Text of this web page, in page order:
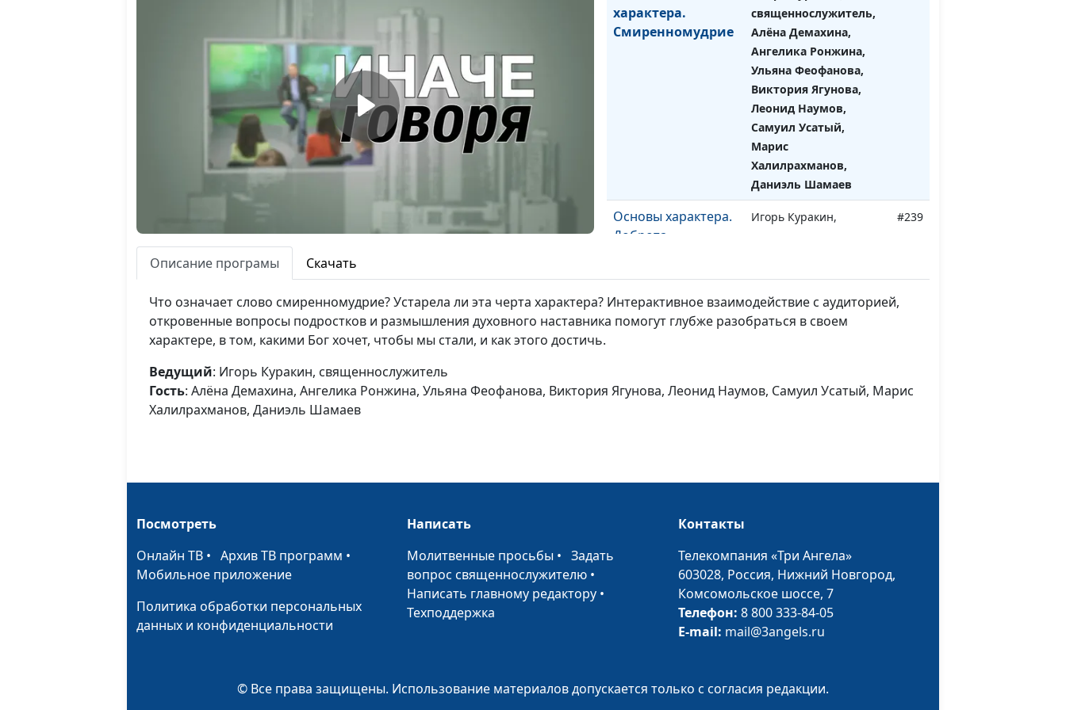
характера.
Смиренномудрие
священнослужитель,
Алёна Демахина,
Ангелика Ронжина,
Ульяна Феофанова,
Виктория Ягунова,
Леонид Наумов,
Самуил Усатый,
Марис
Халилрахманов,
Даниэль Шамаев
Основы характера.
Доброта
Игорь Куракин,
Ульяна Феофанова,
Виктория Ягунова,
Леонид Наумов, Самуил
Даниэль Шамаев
#239
Усатый, Марис
Халилрахманов,
Даниэль Шамаев
Основы характера.
Игорь Куракин,
священнослужитель,
Ульяна Феофанова,
Описание програмы Скачать
Что означает слово смиренномудрие? Устарела ли эта черта характера? Интерактивное взаимодействие с аудиторией,
откровенные вопросы подростков и размышления духовного наставника помогут глубже разобраться в своем
характере, в том, какими Бог хочет, чтобы мы стали, и как этого достичь.
Ведущий: Игорь Куракин, священнослужитель
Гость: Алёна Демахина, Ангелика Ронжина, Ульяна Феофанова, Виктория Ягунова, Леонид Наумов, Самуил Усатый, Марис
Халилрахманов, Даниэль Шамаев
Посмотреть
Онлайн ТВ • Архив ТВ программ •
Мобильное приложение
Политика обработки персональных
данных и конфиденциальности
Написать
Молитвенные просьбы •Задать
вопрос священнослужителю •
Написать главному редактору •
Техподдержка
Контакты
Телекомпания «Три Ангела»
603028, Россия, Нижний Новгород,
Комсомольское шоссе, 7
Телефон: 8 800 333-84-05
E-mail: mail@3angels.ru
© Все права защищены. Использование материалов допускается только с согласия редакции.